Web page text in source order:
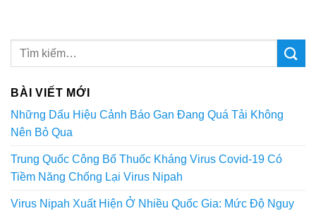
BÀI VIẾT MỚI
Những Dấu Hiệu Cảnh Báo Gan Đang Quá Tải Không
Nên Bỏ Qua
Trung Quốc Công Bố Thuốc Kháng Virus Covid-19 Có
Tiềm Năng Chống Lại Virus Nipah
Virus Nipah Xuất Hiện Ở Nhiều Quốc Gia: Mức Độ Nguy